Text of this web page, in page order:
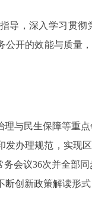
，深入学习贯彻
开的效能与质量
民生保障等重点
发办理规范，实
会议36次并全部
创新政策解读形